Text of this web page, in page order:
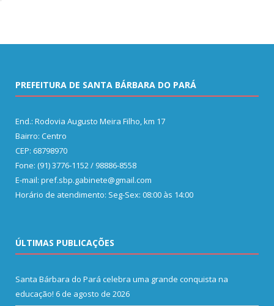
PREFEITURA DE SANTA BÁRBARA DO PARÁ
End.: Rodovia Augusto Meira Filho, km 17
Bairro: Centro
CEP: 68798970
Fone: (91) 3776-1152 / 98886-8558
E-mail: pref.sbp.gabinete@gmail.com
Horário de atendimento: Seg-Sex: 08:00 às 14:00
ÚLTIMAS PUBLICAÇÕES
Santa Bárbara do Pará celebra uma grande conquista na
educação! 6 de agosto de 2026